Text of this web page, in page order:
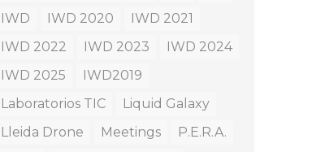
IWD
IWD 2020
IWD 2021
IWD 2022
IWD 2023
IWD 2024
IWD 2025
IWD2019
Laboratorios TIC
Liquid Galaxy
Lleida Drone
Meetings
P.E.R.A.